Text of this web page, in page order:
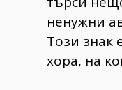
ненужни
Този знак
хора, на